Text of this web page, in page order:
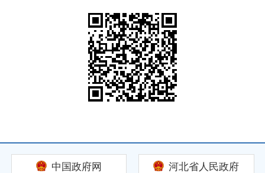
中国政府网 河北省人民政府